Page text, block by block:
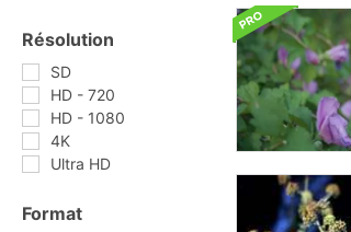
Résolution
SD
HD - 720
HD - 1080
4K
Ultra HD
Format